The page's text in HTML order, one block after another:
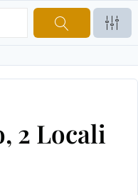
2 Locali